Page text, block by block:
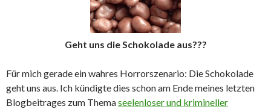
Geht uns die Schokolade aus???
Für mich gerade ein wahres Horrorszenario: Die Schokolade
geht uns aus. Ich kündigte dies schon am Ende meines letzten
Blogbeitrages zum Themaseelenloser und krimineller